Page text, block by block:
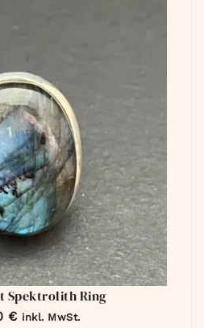
Spektrolith Ring
€ inkl. MwSt.